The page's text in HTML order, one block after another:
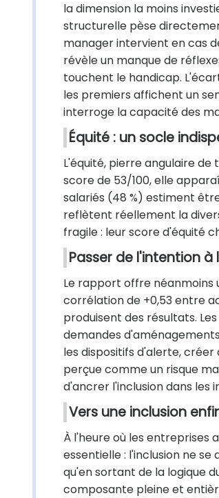
la dimension la moins
structurelle pèse
manager intervient en cas
révèle un manque de
touchent le handicap.
les premiers affichent un
interroge la capacité des
Équité : un socle
L'équité, pierre angulaire
score de 53/100, elle
salariés (48 %) estiment
reflètent réellement la
fragile : leur score d'équité
Passer de l'intention
Le rapport offre néanmoins
corrélation de +0,53 entre
produisent des résultats.
demandes
les dispositifs d'alerte, créer
perçue comme un risque
d'ancrer l'inclusion dans les
Vers une inclusion
À l'heure où les entreprises
essentielle : l'inclusion ne
qu'en sortant de la logique
composante pleine et